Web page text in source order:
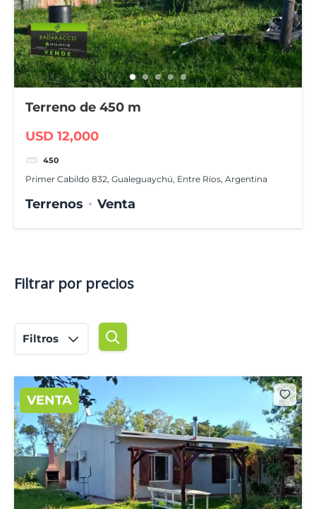
Terreno de 450 m
USD 12,000
450
Primer Cabildo 832, Gualeguaychú, Entre Ríos, Argentina
Terrenos Venta
Filtrar por precios
Filtros
VENTA